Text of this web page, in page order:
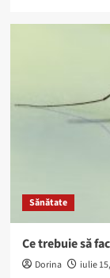
Sănătate
Ce trebuie să
Dorina iulie